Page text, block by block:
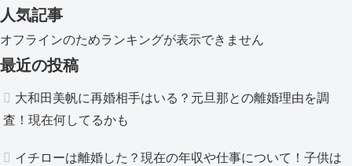
人気記事
オフラインのためランキングが表示できません
最近の投稿
大和田美帆に再婚相手はいる？元旦那との離婚理由を調
査！現在何してるかも
イチローは離婚した？現在の年収や仕事について！子供は